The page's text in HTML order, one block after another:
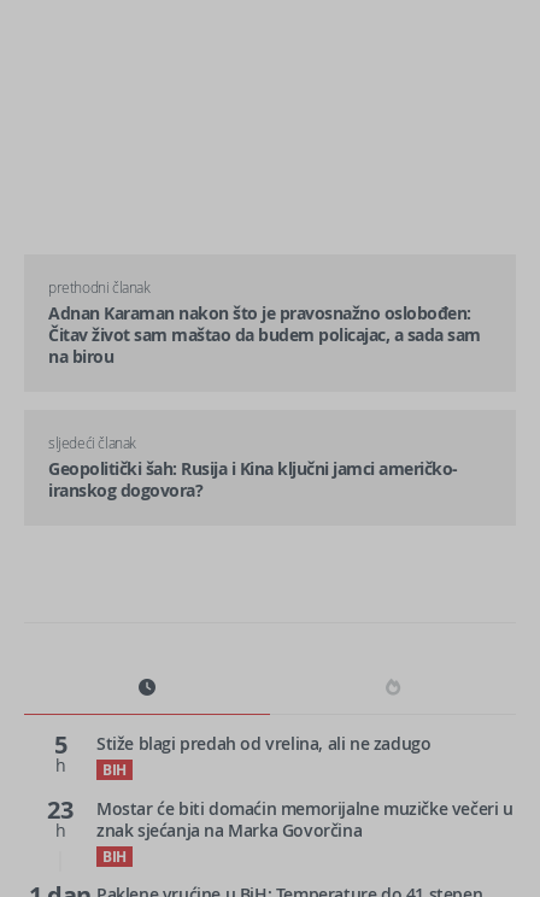
prethodni članak
Adnan Karaman nakon što je pravosnažno oslobođen:
Čitav život sam maštao da budem policajac, a sada sam
na birou
sljedeći članak
Geopolitički šah: Rusija i Kina ključni jamci američko-
iranskog dogovora?
5
h
Stiže blagi predah od vrelina, ali ne zadugo
BIH
23
h
Mostar će biti domaćin memorijalne muzičke večeri u
znak sjećanja na Marka Govorčina
BIH